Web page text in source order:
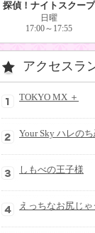
探偵！ナイトスクープ
日曜
17:00～17:55
アクセスラ
TOKYO MX ＋
Your Sky ハレの
しもべの王子様
えっちなお尻じゃ